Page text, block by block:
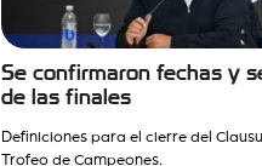
Se confirmaron fechas y
de las finales
Definiciones para el cierre del
Trofeo de Campeones.